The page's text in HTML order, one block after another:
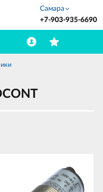
Самара
+7-903-935-6690